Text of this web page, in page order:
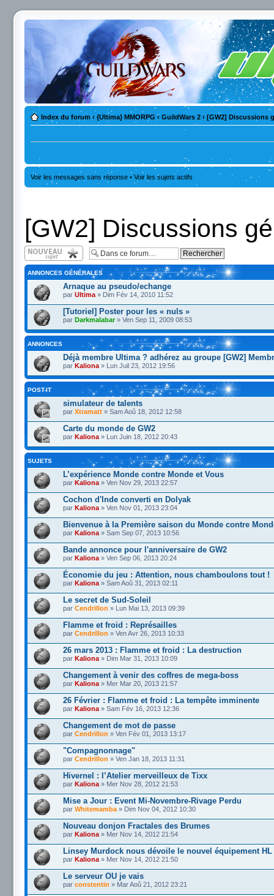
Index du forum ‹ {Ultima} MMORPG ‹ GuildWars 2 ‹ [GW2] Discussions
Voir les messages sans réponse • Voir les sujets actifs
[GW2] Discussions
Écrire un nouveau
sujet
ANNONCES GÉNÉRALES
Arnaque au pseudo/echange
par Ultima » Dim Fév 14, 2010 11:52
[Tutoriel] Poster pour les « nuls »
par Darkmalabar» Ven Sep 11, 2009 08:53
ANNONCES
Déjà membre Ultima ? adhérez au groupe [GW2]
par Kaliona » Lun Juil 23, 2012 19:56
POST-IT
simulateur de talents
par Xtramatt » Sam Aoû 18, 2012 12:58
Carte du monde de GW2
par Kaliona » Lun Juin 18, 2012 20:43
SUJETS
L’expérience Monde contre Monde et Vous
par Kaliona » Ven Nov 29, 2013 22:57
Cochon d'Inde converti en Dolyak
par Kaliona » Ven Nov 01, 2013 23:04
Bienvenue à la Première saison du Monde contre
par Kaliona » Sam Sep 07, 2013 10:56
Bande annonce pour l'anniversaire de GW2
par Kaliona » Ven Sep 06, 2013 20:24
Économie du jeu : Attention, nous chamboulons tout !
par Kaliona » Sam Aoû 31, 2013 02:11
Le secret de Sud-Soleil
par Cendrillon » Lun Mai 13, 2013 09:39
Flamme et froid : Représailles
par Cendrillon » Ven Avr 26, 2013 10:33
26 mars 2013 : Flamme et froid : La destruction
par Kaliona » Dim Mar 31, 2013 10:09
Changement à venir des coffres de mega-boss
par Kaliona » Mer Mar 20, 2013 21:57
26 Février : Flamme et froid : La tempête imminente
par Kaliona » Sam Fév 16, 2013 12:36
Changement de mot de passe
par Cendrillon » Ven Fév 01, 2013 13:17
"Compagnonnage"
par Cendrillon » Ven Jan 18, 2013 11:31
Hivernel : l’Atelier merveilleux de Tixx
par Kaliona » Mer Nov 28, 2012 21:53
Mise a Jour : Event Mi-Novembre-Rivage Perdu
par Whitemamba » Dim Nov 04, 2012 10:30
Nouveau donjon Fractales des Brumes
par Kaliona » Mer Nov 14, 2012 21:54
Linsey Murdock nous dévoile le nouvel équipement HL
par Kaliona » Mer Nov 14, 2012 21:50
Le serveur OU je vais
par constentin » Mar Aoû 21, 2012 23:21